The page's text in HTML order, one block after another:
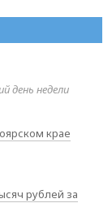
день недели
крае
рублей за